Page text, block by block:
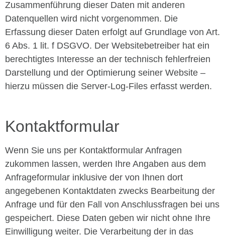
Zusammenführung dieser Daten mit anderen
Datenquellen wird nicht vorgenommen. Die
Erfassung dieser Daten erfolgt auf Grundlage von Art.
6 Abs. 1 lit. f DSGVO. Der Websitebetreiber hat ein
berechtigtes Interesse an der technisch fehlerfreien
Darstellung und der Optimierung seiner Website –
hierzu müssen die Server-Log-Files erfasst werden.
Kontaktformular
Wenn Sie uns per Kontaktformular Anfragen
zukommen lassen, werden Ihre Angaben aus dem
Anfrageformular inklusive der von Ihnen dort
angegebenen Kontaktdaten zwecks Bearbeitung der
Anfrage und für den Fall von Anschlussfragen bei uns
gespeichert. Diese Daten geben wir nicht ohne Ihre
Einwilligung weiter. Die Verarbeitung der in das